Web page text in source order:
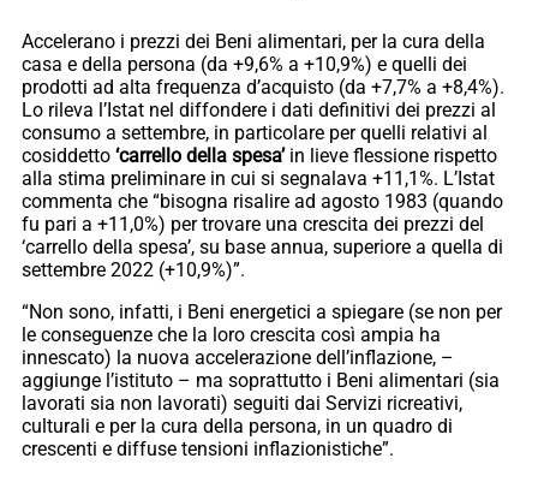
Accelerano i prezzi dei Beni alimentari, per la cura della
casa e della persona (da +9,6% a +10,9%) e quelli dei
prodotti ad alta frequenza d’acquisto (da +7,7% a +8,4%).
Lo rileva l’Istat nel diffondere i dati definitivi dei prezzi al
consumo a settembre, in particolare per quelli relativi al
cosiddetto ‘carrello della spesa’in lieve flessione rispetto
alla stima preliminare in cui si segnalava +11,1%. L’Istat
commenta che “bisogna risalire ad agosto 1983 (quando
fu pari a +11,0%) per trovare una crescita dei prezzi del
‘carrello della spesa’, su base annua, superiore a quella di
settembre 2022 (+10,9%)”.
“Non sono, infatti, i Beni energetici a spiegare (se non per
le conseguenze che la loro crescita così ampia ha
innescato) la nuova accelerazione dell’inflazione, –
aggiunge l’istituto – ma soprattutto i Beni alimentari (sia
lavorati sia non lavorati) seguiti dai Servizi ricreativi,
culturali e per la cura della persona, in un quadro di
crescenti e diffuse tensioni inflazionistiche”.